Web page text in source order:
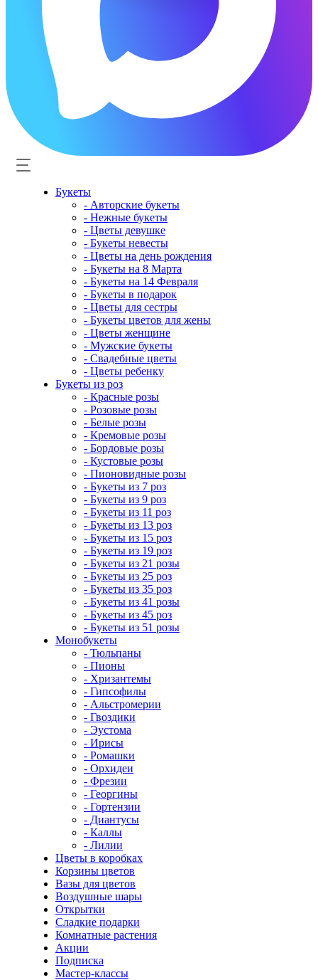
Букеты
- Авторские букеты
- Нежные букеты
- Цветы девушке
- Букеты невесты
- Цветы на день рождения
- Букеты на 8 Марта
- Букеты на 14 Февраля
- Букеты в подарок
- Цветы для сестры
- Букеты цветов для жены
- Цветы женщине
- Мужские букеты
- Свадебные цветы
- Цветы ребенку
Букеты из роз
- Красные розы
- Розовые розы
- Белые розы
- Кремовые розы
- Бордовые розы
- Кустовые розы
- Пионовидные розы
- Букеты из 7 роз
- Букеты из 9 роз
- Букеты из 11 роз
- Букеты из 13 роз
- Букеты из 15 роз
- Букеты из 19 роз
- Букеты из 21 розы
- Букеты из 25 роз
- Букеты из 35 роз
- Букеты из 41 розы
- Букеты из 45 роз
- Букеты из 51 розы
Монобукеты
- Тюльпаны
- Пионы
- Хризантемы
- Гипсофилы
- Альстромерии
- Гвоздики
- Эустома
- Ирисы
- Ромашки
- Орхидеи
- Фрезии
- Георгины
- Гортензии
- Диантусы
- Каллы
- Лилии
Цветы в коробках
Корзины цветов
Вазы для цветов
Воздушные шары
Открытки
Сладкие подарки
Комнатные растения
Акции
Подписка
Мастер-классы